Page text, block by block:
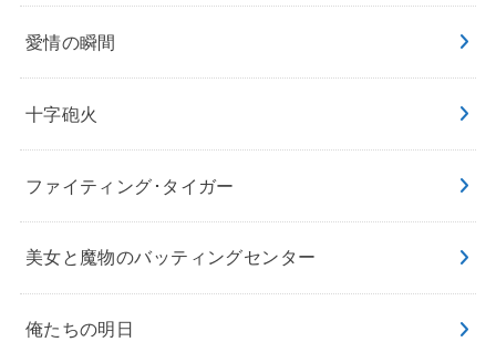
愛情の瞬間
十字砲火
ファイティング･タイガー
美女と魔物のバッティングセンター
俺たちの明日